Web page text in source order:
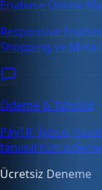
Responsive
Shopping ve Meta
Ödeme & Tahsilat
PayTR, İyzico,
tanımlı tüm
Ücretsiz Deneme
30Gün